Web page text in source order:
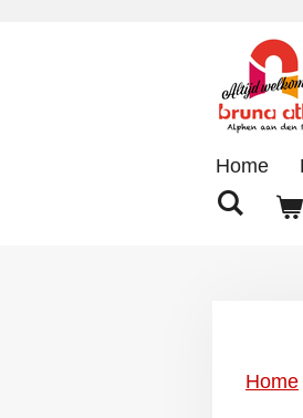
Home
Home